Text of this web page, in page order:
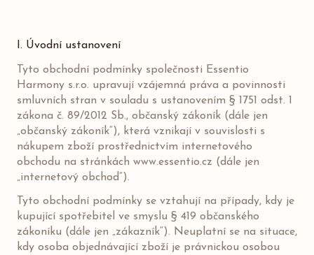
I. Úvodní ustanovení
Tyto obchodní podmínky společnosti Essentio
Harmony s.r.o. upravují vzájemná práva a povinnosti
smluvních stran v souladu s ustanovením § 1751 odst. 1
zákona č. 89/2012 Sb., občanský zákoník (dále jen
„občanský zákoník“), která vznikají v souvislosti s
nákupem zboží prostřednictvím internetového
obchodu na stránkách www.essentio.cz (dále jen
„internetový obchod“).
Tyto obchodní podmínky se vztahují na případy, kdy je
kupující spotřebitel ve smyslu § 419 občanského
zákoníku (dále jen „zákazník“). Neuplatní se na situace,
kdy osoba objednávající zboží je právnickou osobou